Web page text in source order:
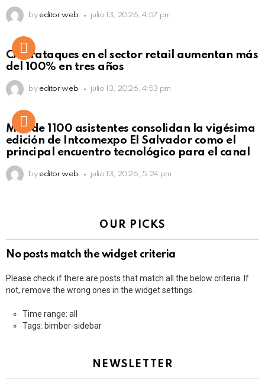
by editor web julio 13, 2026, 4:57 pm
Ciberataques en el sector retail aumentan más
del 100% en tres años
by editor web julio 13, 2026, 4:53 pm
Más de 1100 asistentes consolidan la vigésima
edición de Intcomexpo El Salvador como el
principal encuentro tecnológico para el canal
by editor web julio 13, 2026, 5:24 pm
OUR PICKS
No posts match the widget criteria
Please check if there are posts that match all the below criteria. If
not, remove the wrong ones in the widget settings.
Time range: all
Tags: bimber-sidebar
NEWSLETTER